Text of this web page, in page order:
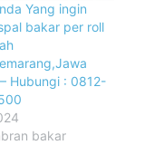
Yang ingin
bakar per roll
Hubungi : 0812-
bakar